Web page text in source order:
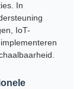
In
IoT-